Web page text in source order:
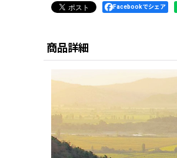
Facebookでシェア
商品詳細